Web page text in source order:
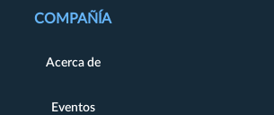
COMPAÑÍA
Acerca de
Eventos